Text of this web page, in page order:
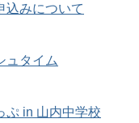
込みについて
ュタイム
ぷ in 山内中学校